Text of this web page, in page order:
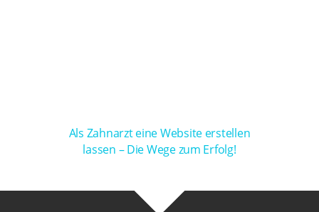
Als Zahnarzt eine Website erstellen
lassen – Die Wege zum Erfolg!